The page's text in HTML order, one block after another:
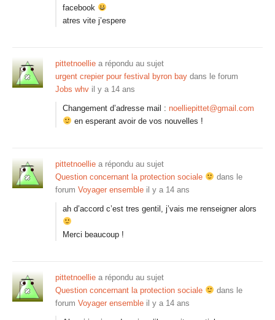
facebook
atres vite j’espere
pittetnoellie a répondu au sujet
urgent crepier pour festival byron bay dans le forum
Jobs whv il y a 14 ans
Changement d’adresse mail : noelliepittet@gmail.com
en esperant avoir de vos nouvelles !
pittetnoellie a répondu au sujet
Question concernant la protection sociale
dans le
forum Voyager ensemble il y a 14 ans
ah d’accord c’est tres gentil, j’vais me renseigner alors
Merci beaucoup !
pittetnoellie a répondu au sujet
Question concernant la protection sociale
dans le
forum Voyager ensemble il y a 14 ans